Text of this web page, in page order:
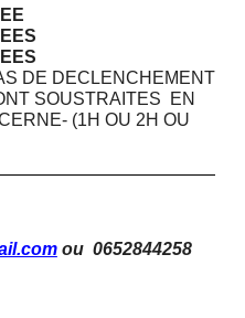
DE DECLENCHEMENT
SOUSTRAITES EN
(1H OU 2H OU
ou 0652844258